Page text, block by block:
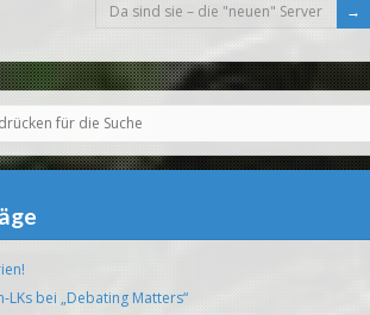
Da sind sie – die "neuen" Server
LKs bei „Debating Matters“